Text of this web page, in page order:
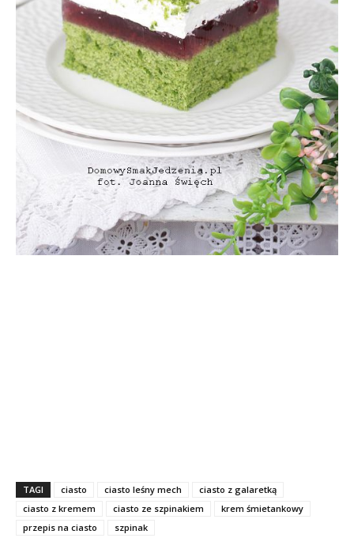
TAGI ciasto ciasto leśny mech
ciasto z galaretką
ciasto z kremem
ciasto ze szpinakiem
krem śmietankowy
przepis na ciasto
szpinak